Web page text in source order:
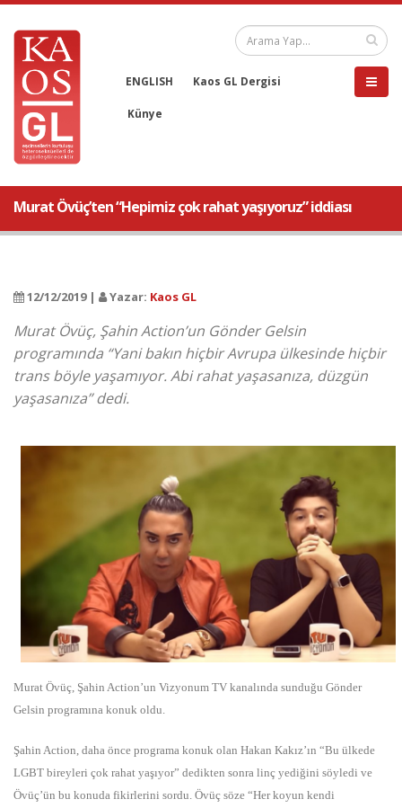
ENGLISH Kaos GL Dergisi
Künye
Murat Övüç’ten “Hepimiz çok rahat yaşıyoruz” iddiası
12/12/2019 | Yazar: Kaos GL
Murat Övüç, Şahin Action’un Gönder Gelsin
programında “Yani bakın hiçbir Avrupa ülkesinde hiçbir
trans böyle yaşamıyor. Abi rahat yaşasanıza, düzgün
yaşasanıza” dedi.
Murat Övüç, Şahin Action’un Vizyonum TV kanalında sunduğu Gönder
Gelsin programına konuk oldu.
Şahin Action, daha önce programa konuk olan Hakan Kakız’ın “Bu ülkede
LGBT bireyleri çok rahat yaşıyor” dedikten sonra linç yediğini söyledi ve
Övüç’ün bu konuda fikirlerini sordu. Övüç söze “Her koyun kendi